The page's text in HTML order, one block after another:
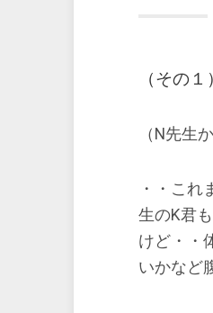
（その１）
（N先生
・・これ
生のK君
けど・・
いかなど